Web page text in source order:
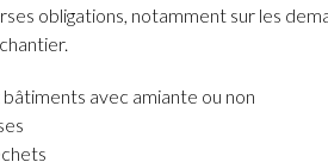
obligations, notamment sur les
avec amiante ou non